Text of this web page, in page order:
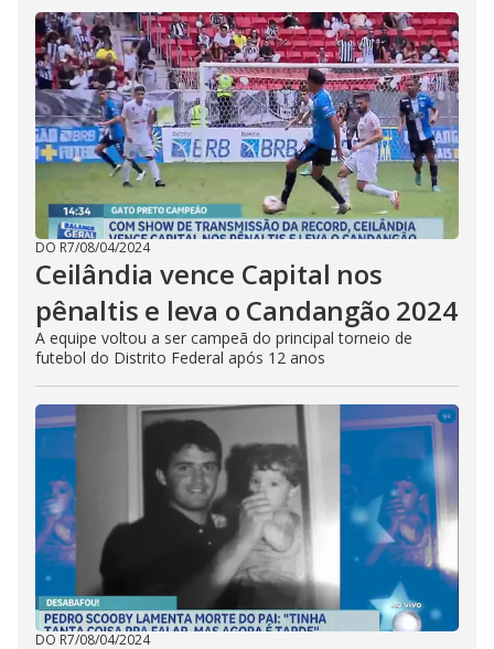
DO R7/08/04/2024
Ceilândia vence Capital nos
pênaltis e leva o Candangão 2024
A equipe voltou a ser campeã do principal torneio de
futebol do Distrito Federal após 12 anos
DO R7/08/04/2024